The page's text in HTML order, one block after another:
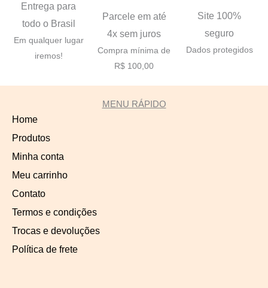
Entrega para
todo o Brasil
Em qualquer lugar
iremos!
Parcele em até
4x sem juros
Compra mínima de
R$ 100,00
Site 100%
seguro
Dados protegidos
MENU RÁPIDO
Home
Produtos
Minha conta
Meu carrinho
Contato
Termos e condições
Trocas e devoluções
Política de frete